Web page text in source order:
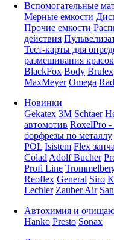
Вспомогательные
Мерные емкости
Прочие емкости
действия
Тест-карты для
размешивания красок
BlackFox Body Brulex
MaxMeyer Omega
Новинки
Gekatex 3M Schtaer
автомотив RoxelPro -
борфрезы по металлу
POL Isistem Flex
Colad Adolf Bucher
Profi Line
Reoflex General Siro
Lechler Zauber Air
Автохимия и
Hanko Presto Sonax